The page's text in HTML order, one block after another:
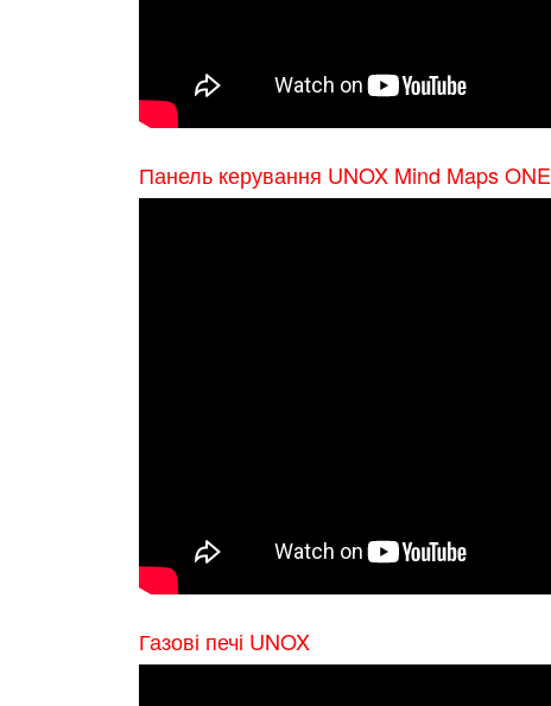
Панель керування UNOX Mind Maps ONE
Газові печі UNOX